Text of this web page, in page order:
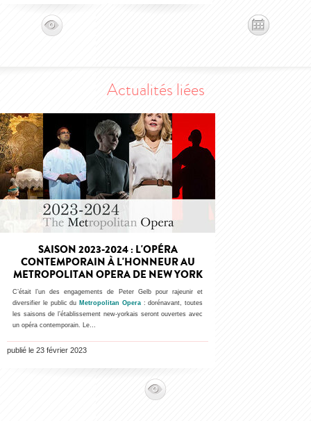
Actualités liées
SAISON 2023-2024 : L'OPÉRA
CONTEMPORAIN À L'HONNEUR AU
METROPOLITAN OPERA DE NEW YORK
C’était l’un des engagements de Peter Gelb pour rajeunir et
diversifier le public du Metropolitan Opera: dorénavant, toutes
les saisons de l’établissement new-yorkais seront ouvertes avec
un opéra contemporain. Le…
publié le 23 février 2023